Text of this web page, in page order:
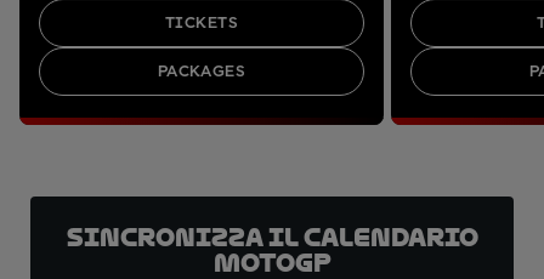
TICKETS
PACKAGES
Sincronizza il calendario
MotoGP